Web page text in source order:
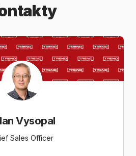
Vysopal
Sales Officer